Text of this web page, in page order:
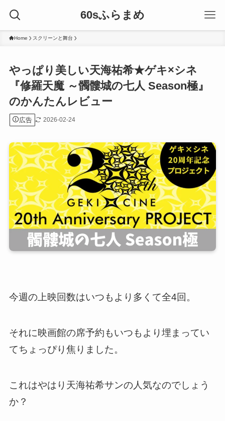
60sふらまめ
Home スクリーンと舞台
やっぱり美しい天海祐希★ゲキ×シネ
『修羅天魔 ～髑髏城の七人 Season極』
のかんたんレビュー
広告 2026-02-24
今週の上映回数はいつもより多くて全4回。
それに映画館の席予約もいつもより埋まってい
てちょっぴり焦りました。
これはやはり天海祐希サンの人気なのでしょう
か？